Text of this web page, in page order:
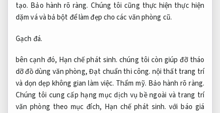
tạo. Bảo hành rõ ràng. Chúng tôi cũng thực hiện thực hiện
dặm vá và bả bột để làm đẹp cho các văn phòng cũ.
Gạch đá.
bên cạnh đó, Hạn chế phát sinh. chúng tôi còn giúp đỡ tháo
dỡ đồ dùng văn phòng,Đạt chuẩn thi công. nội thất trang trí
và dọn dẹp không gian làm việc. Thẩm mỹ. Bảo hành rõ ràng.
Chúng tôi cung cấp hạng mục dịch vụ bề ngoài và trang trí
văn phòng theo mục đích, Hạn chế phát sinh. với báo giá